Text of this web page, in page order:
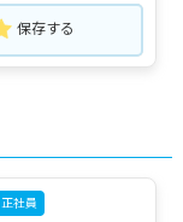
保存する
正社員